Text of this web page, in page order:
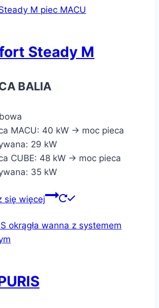
Steady M
BALIA
MACU: 40 kW -> moc pieca
29 kW
CUBE: 48 kW -> moc pieca
35 kW
się więcej